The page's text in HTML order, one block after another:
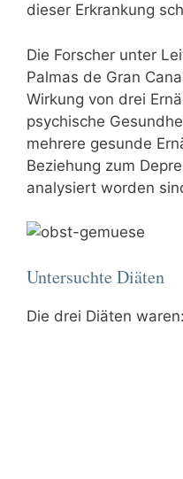
dieser Erkrankung
Die Forscher unter
Palmas de Gran
Wirkung von drei
psychische
mehrere gesunde
Beziehung zum
analysiert worden
Untersuchte Diäten
Die drei Diäten waren: